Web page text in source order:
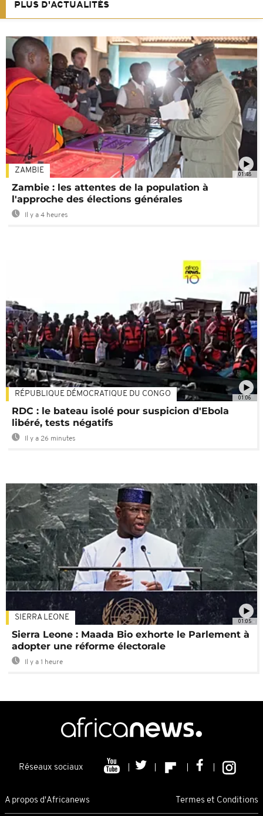
PLUS D'ACTUALITÉS
01:48
ZAMBIE
Zambie : les attentes de la population à
l'approche des élections générales
Il y a 4 heures
01:06
RÉPUBLIQUE DÉMOCRATIQUE DU CONGO
RDC : le bateau isolé pour suspicion d'Ebola
libéré, tests négatifs
Il y a 26 minutes
01:05
SIERRA LEONE
Sierra Leone : Maada Bio exhorte le Parlement à
adopter une réforme électorale
Il y a 1 heure
Réseaux sociaux
A propos d'Africanews Termes et Conditions